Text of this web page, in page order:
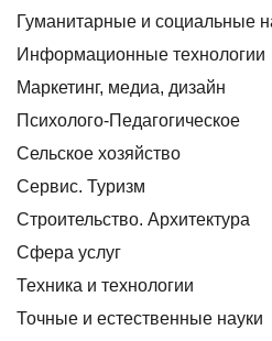
Гуманитарные и социальные
Информационные технологии
Маркетинг, медиа, дизайн
Психолого-Педагогическое
Сельское хозяйство
Сервис. Туризм
Строительство. Архитектура
Сфера услуг
Техника и технологии
Точные и естественные науки